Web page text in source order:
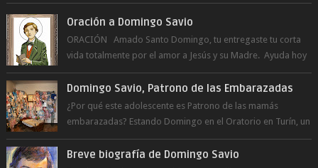
Oración a Domingo Savio
ORACIÓN Amado Santo Domingo, tu entregaste tu corta
vida totalmente por el amor a Jesús y su Madre. Ayuda hoy
a la juventud para ...
Domingo Savio, Patrono de las Embarazadas
¿Por qué este adolescente es Patrono de las mamás
embarazadas? Estando Domingo en el Oratorio en Turín, un
día le pide a Don Bosco...
Breve biografía de Domingo Savio